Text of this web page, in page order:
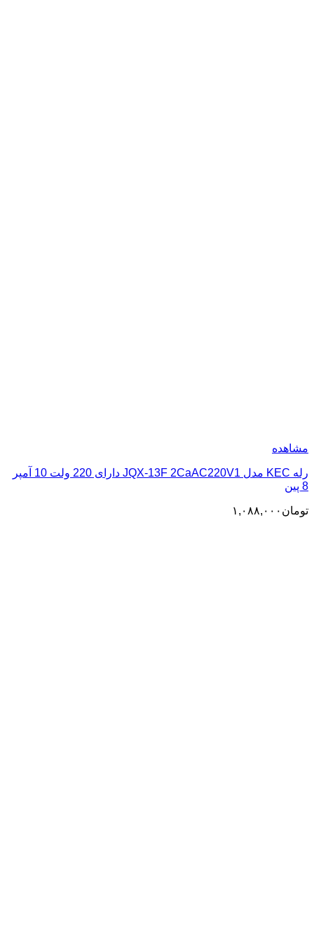
مشاهده
رله KEC مدل JQX-13F 2CaAC220V1 دارای 220 ولت 10 آمپر
8 پین
تومان ۱,۰۸۸,۰۰۰